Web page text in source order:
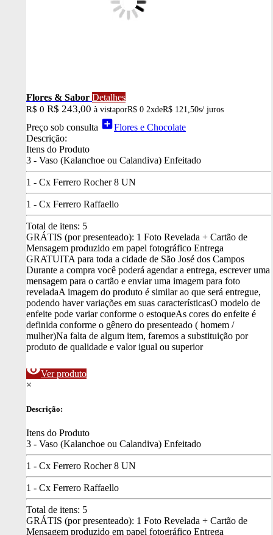
Flores & Sabor Detalhes
R$ 0 R$ 243,00 à vistaporR$ 0 2xdeR$ 121,50s/ juros
Preço sob consulta add_boxFlores e Chocolate
Descrição:
Itens do Produto
3 - Vaso (Kalanchoe ou Calandiva) Enfeitado
1 - Cx Ferrero Rocher 8 UN
1 - Cx Ferrero Raffaello
Total de itens: 5
GRÁTIS (por presenteado): 1 Foto Revelada + Cartão de
Mensagem produzido em papel fotográfico Entrega
GRATUITA para toda a cidade de São José dos Campos
Durante a compra você poderá agendar a entrega, escrever uma
mensagem para o cartão e enviar uma imagem para foto
reveladaA imagem do produto é similar ao que será entregue,
podendo haver variações em suas característicasO modelo de
enfeite pode variar conforme o estoqueAs cores do enfeite é
definida conforme o gênero do presenteado ( homem /
mulher)Na falta de algum item, faremos a substituição por
produto de qualidade e valor igual ou superior
visibilityVer produto
×
Descrição:
Itens do Produto
3 - Vaso (Kalanchoe ou Calandiva) Enfeitado
1 - Cx Ferrero Rocher 8 UN
1 - Cx Ferrero Raffaello
Total de itens: 5
GRÁTIS (por presenteado): 1 Foto Revelada + Cartão de
Mensagem produzido em papel fotográfico Entrega